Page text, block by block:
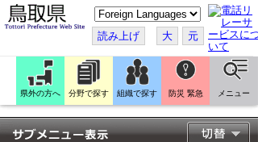
こ
の
ペ
ー
ジ
翻
訳
す
る
読み上げ 大 元
県外の方へ 分野で探す 組織で探す 防災 緊急 メニュー